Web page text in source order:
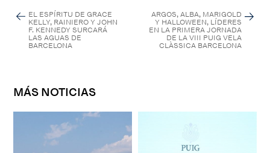
EL ESPÍRITU DE GRACE
KELLY, RAINIERO Y JOHN
F. KENNEDY SURCARÁ
LAS AGUAS DE
BARCELONA
ARGOS, ALBA, MARIGOLD
Y HALLOWEEN, LÍDERES
EN LA PRIMERA JORNADA
DE LA VIII PUIG VELA
CLÀSSICA BARCELONA
MÁS NOTICIAS